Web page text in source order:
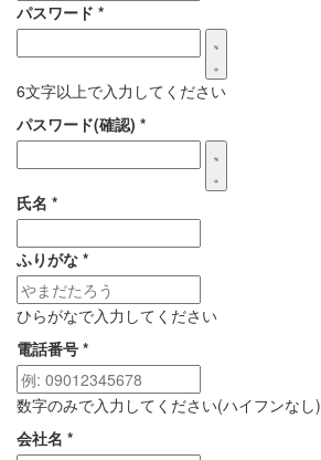
パスワード *
6文字以上で入力してください
パスワード(確認) *
氏名 *
ふりがな *
ひらがなで入力してください
電話番号 *
数字のみで入力してください(ハイフンなし)
会社名 *